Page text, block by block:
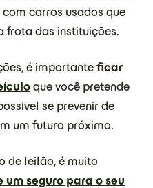
carros usados que
frota das instituições.
é importante ficar
que você pretende
se prevenir de
um futuro próximo.
de leilão, é muito
um seguro para o seu